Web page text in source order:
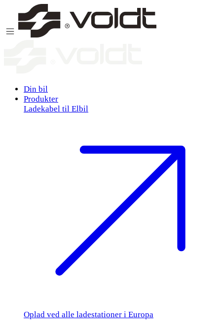
Gå til indhold
Din bil
Produkter
Ladekabel til Elbil
Oplad ved alle ladestationer i Europa